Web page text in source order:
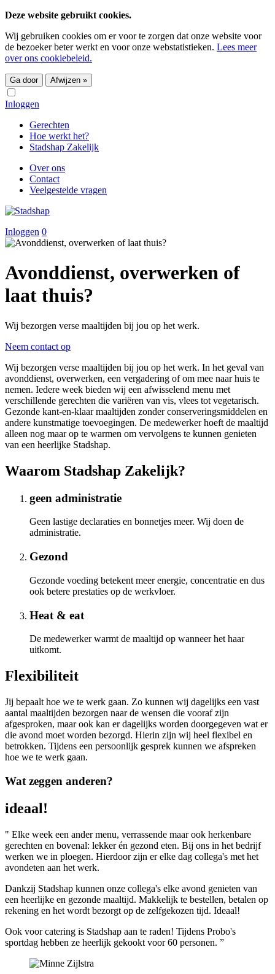
Deze website gebruikt cookies.
Wij gebruiken cookies om er voor te zorgen dat onze website voor
de bezoeker beter werkt en voor onze webstatistieken. Lees meer
over ons cookiebeleid.
Ga door Afwijzen »
Inloggen
Gerechten
Hoe werkt het?
Stadshap Zakelijk
Over ons
Contact
Veelgestelde vragen
Inloggen 0
Avonddienst, overwerken of
laat thuis?
Wij bezorgen verse maaltijden bij jou op het werk.
Neem contact op
Wij bezorgen verse maaltijden bij jou op het werk. In het geval van
avonddienst, overwerken, een vergadering of om mee naar huis te
nemen. Iedere week bieden wij een afwisselend menu met
verschillende gerechten die variëren van vis, vlees tot vegetarisch.
Gezonde kant-en-klaar maaltijden zonder conserveringsmiddelen en
andere kunstmatige toevoegingen. De medewerker hoeft de maaltijd
alleen nog maar op te warmen om vervolgens te kunnen genieten
van een heerlijke Stadshap.
Waarom Stadshap Zakelijk?
geen administratie
Geen lastige declaraties en bonnetjes meer. Wij doen de
administratie.
Gezond
Gezonde voeding betekent meer energie, concentratie en dus
ook betere prestaties op de werkvloer.
Heat & eat
De medewerker warmt de maaltijd op wanneer het haar
uitkomt.
Flexibiliteit
Jij bepaalt hoe we te werk gaan. Zo kunnen wij dagelijks een vast
aantal maaltijden bezorgen naar de wensen die vooraf zijn
afgesproken, maar ook kan er dagelijks worden doorgegeven wat er
die avond moet worden bezorgd. Hierin zijn wij heel flexibel en
betrokken. Tijdens een persoonlijk gesprek kunnen we afspreken
hoe we te werk gaan.
Wat zeggen anderen?
ideaal!
" Elke week een ander menu, verrassende maar ook herkenbare
gerechten en bovenal: lekker én gezond eten. Bij ons in het bedrijf
werken we in ploegen. Hierdoor zijn er elke dag collega's met het
avondeten aan het werk.
Dankzij Stadshap kunnen onze collega's elke avond genieten van
een heerlijke en gezonde maaltijd. Makkelijk te bestellen, betalen op
rekening en het wordt bezorgt op de zelfgekozen tijd. Ideaal!
Ook voor catering is Stadshap aan te raden! Tijdens Probo's
sportdag hebben ze heerlijk gekookt voor 60 personen. ”